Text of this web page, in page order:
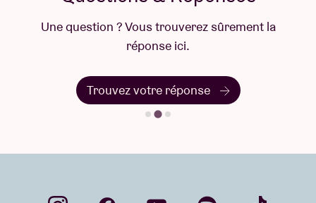
Une question ? Vous trouverez sûrement la
réponse ici.
Trouvez votre réponse